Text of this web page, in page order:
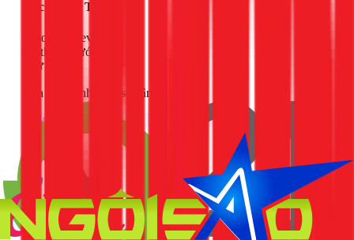
Duc Trung Tran
Google Review
3 tháng trước
Rửa máy lạnh sạch sẽ, tận tình.
Máy lạnh
Ngân Nguyễn